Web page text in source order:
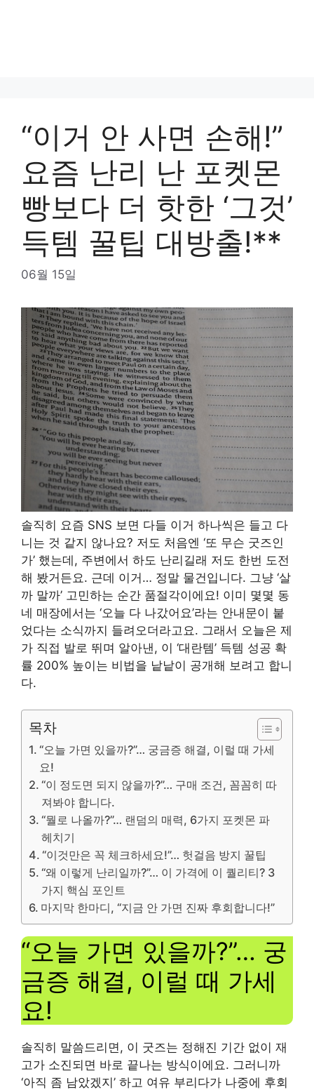
“이거 안 사면 손해!”
요즘 난리 난 포켓몬
빵보다 더 핫한 ‘그것’
득템 꿀팁 대방출!**
06월 15일
솔직히 요즘 SNS 보면 다들 이거 하나씩은 들고 다
니는 것 같지 않나요? 저도 처음엔 ‘또 무슨 굿즈인
가’ 했는데, 주변에서 하도 난리길래 저도 한번 도전
해 봤거든요. 근데 이거… 정말 물건입니다. 그냥 ‘살
까 말까’ 고민하는 순간 품절각이에요! 이미 몇몇 동
네 매장에서는 ‘오늘 다 나갔어요’라는 안내문이 붙
었다는 소식까지 들려오더라고요. 그래서 오늘은 제
가 직접 발로 뛰며 알아낸, 이 ‘대란템’ 득템 성공 확
률 200% 높이는 비법을 낱낱이 공개해 보려고 합니
다.
목차
“오늘 가면 있을까?”… 궁금증 해결, 이럴 때 가세
요!
“이 정도면 되지 않을까?”… 구매 조건, 꼼꼼히 따
져봐야 합니다.
“뭘로 나올까?”… 랜덤의 매력, 6가지 포켓몬 파
헤치기
“이것만은 꼭 체크하세요!”… 헛걸음 방지 꿀팁
“왜 이렇게 난리일까?”… 이 가격에 이 퀄리티? 3
가지 핵심 포인트
마지막 한마디, “지금 안 가면 진짜 후회합니다!”
“오늘 가면 있을까?”… 궁
금증 해결, 이럴 때 가세
요!
솔직히 말씀드리면, 이 굿즈는 정해진 기간 없이 재
고가 소진되면 바로 끝나는 방식이에요. 그러니까
‘아직 좀 남았겠지’ 하고 여유 부리다가 나중에 후회